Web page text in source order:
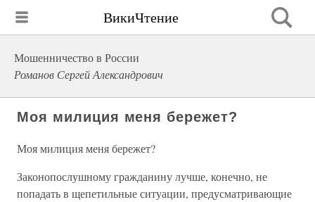
ВикиЧтение
Мошенничество в России
Романов Сергей Александрович
Моя милиция меня бережет?
Моя милиция меня бережет?
Законопослушному гражданину лучше, конечно, не
попадать в щепетильные ситуации, предусматривающие